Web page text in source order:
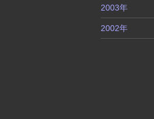
2003年
2002年